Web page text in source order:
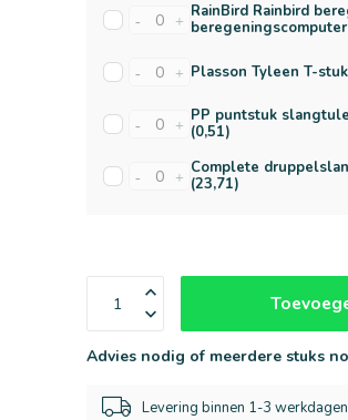
- + RainBird Rainbird
- + Plasson Tyleen T-
- + PP puntstuk
(0,51)
- + Complete
(23,71)
Advies nodig of meerdere stuks
Levering binnen 1-3 werkdagen